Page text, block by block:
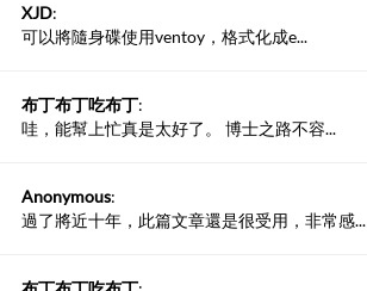
XJD:
可以將隨身碟使用ventoy，格式化成e...
布丁布丁吃布丁:
哇，能幫上忙真是太好了。 博士之路不容...
Anonymous:
過了將近十年，此篇文章還是很受用，非常感...